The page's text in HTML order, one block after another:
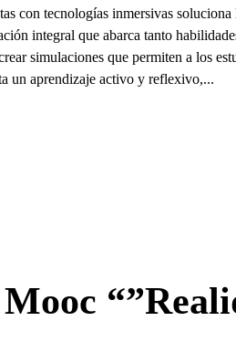
con tecnologías inmersivas
integral que abarca tanto
simulaciones que permiten a los
un aprendizaje activo y reflexivo,...
Mooc